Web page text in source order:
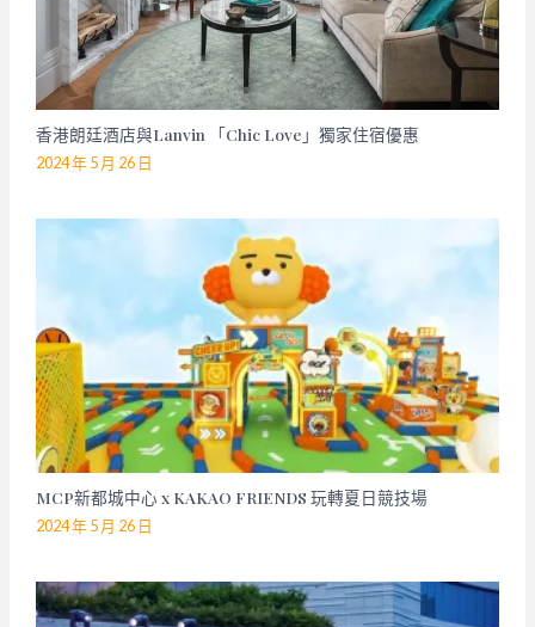
香港朗廷酒店與Lanvin 「Chic Love」獨家住宿優惠
2024 年 5 月 26 日
MCP新都城中心 x KAKAO FRIENDS 玩轉夏日競技場
2024 年 5 月 26 日